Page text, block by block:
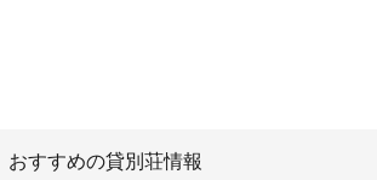
おすすめの貸別荘情報